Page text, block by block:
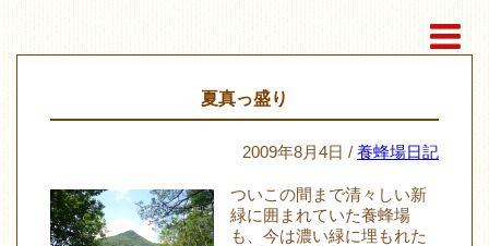
夏真っ盛り
2009年8月4日 / 養蜂場日記
ついこの間まで清々しい新
緑に囲まれていた養蜂場
も、今は濃い緑に埋もれた